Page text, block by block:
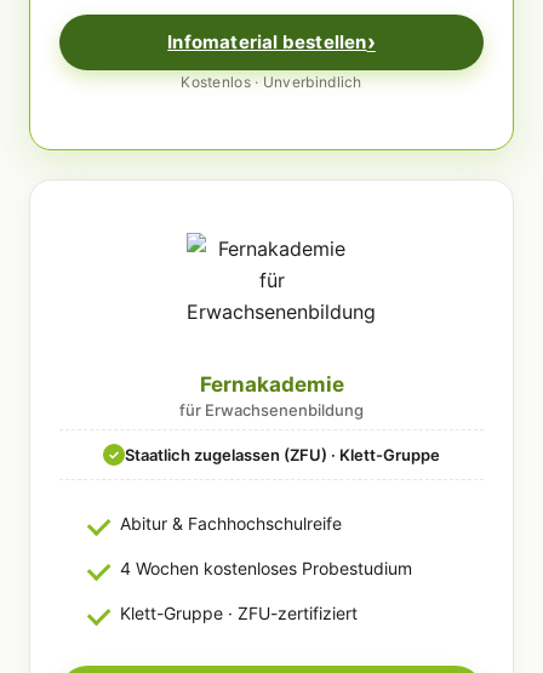
Infomaterial bestellen
Kostenlos · Unverbindlich
Fernakademie
für Erwachsenenbildung
✓ Staatlich zugelassen (ZFU) · Klett-Gruppe
Abitur & Fachhochschulreife
4 Wochen kostenloses Probestudium
Klett-Gruppe · ZFU-zertifiziert